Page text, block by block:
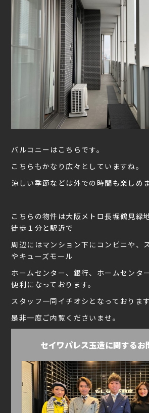
バルコニーはこちらです。
こちらもかなり広々としていますね。
涼しい季節などは外での時間も楽しめ
こちらの物件は大阪メトロ長堀鶴見緑
徒歩１分と駅近で
周辺にはマンション下にコンビニや、
やキューズモール
ホームセンター、銀行、ホームセンタ
便利になっております。
スタッフ一同イチオシとなっております
是非一度ご内覧くださいませ。
セイワパレス玉造に関するお